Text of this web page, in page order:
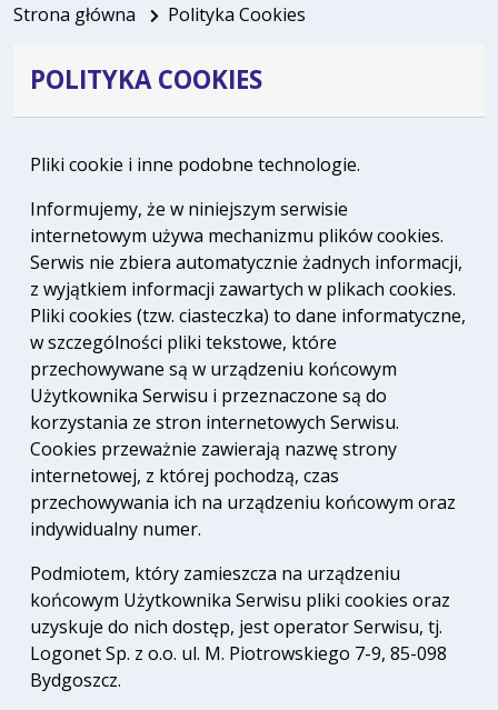
Strona główna Polityka Cookies
POLITYKA COOKIES
Pliki cookie i inne podobne technologie.
Informujemy, że w niniejszym serwisie
internetowym używa mechanizmu plików cookies.
Serwis nie zbiera automatycznie żadnych informacji,
z wyjątkiem informacji zawartych w plikach cookies.
Pliki cookies (tzw. ciasteczka) to dane informatyczne,
w szczególności pliki tekstowe, które
przechowywane są w urządzeniu końcowym
Użytkownika Serwisu i przeznaczone są do
korzystania ze stron internetowych Serwisu.
Cookies przeważnie zawierają nazwę strony
internetowej, z której pochodzą, czas
przechowywania ich na urządzeniu końcowym oraz
indywidualny numer.
Podmiotem, który zamieszcza na urządzeniu
końcowym Użytkownika Serwisu pliki cookies oraz
uzyskuje do nich dostęp, jest operator Serwisu, tj.
Logonet Sp. z o.o. ul. M. Piotrowskiego 7-9, 85-098
Bydgoszcz.